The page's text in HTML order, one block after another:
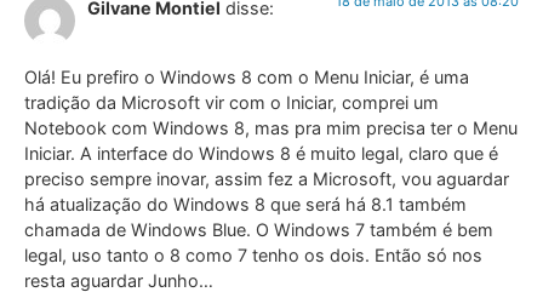
Gilvane Montiel disse:
Olá! Eu prefiro o Windows 8 com o Menu Iniciar, é uma
tradição da Microsoft vir com o Iniciar, comprei um
Notebook com Windows 8, mas pra mim precisa ter o Menu
Iniciar. A interface do Windows 8 é muito legal, claro que é
preciso sempre inovar, assim fez a Microsoft, vou aguardar
há atualização do Windows 8 que será há 8.1 também
chamada de Windows Blue. O Windows 7 também é bem
legal, uso tanto o 8 como 7 tenho os dois. Então só nos
resta aguardar Junho…